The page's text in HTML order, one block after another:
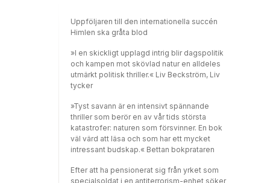
Uppföljaren till den internationella succén
Himlen ska gråta blod
»I en skickligt upplagd intrig blir dagspolitik
och kampen mot skövlad natur en alldeles
utmärkt politisk thriller.« Liv Beckström, Liv
tycker
»Tyst savann är en intensivt spännande
thriller som berör en av vår tids största
katastrofer: naturen som försvinner. En bok
väl värd att läsa och som har ett mycket
intressant budskap.« Bettan bokprataren
Efter att ha pensionerat sig från yrket som
specialsoldat i en antiterrorism-enhet söker